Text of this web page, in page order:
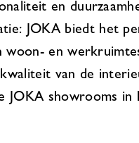
en
JOKA biedt het
woon- en
van de
JOKA showrooms in